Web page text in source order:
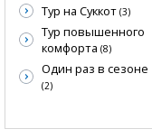
Тур на Суккот (3)
Тур повышенного
комфорта (8)
Один раз в сезоне
(2)